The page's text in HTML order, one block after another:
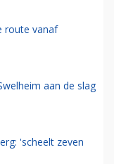
route vanaf
aan de slag
'scheelt zeven